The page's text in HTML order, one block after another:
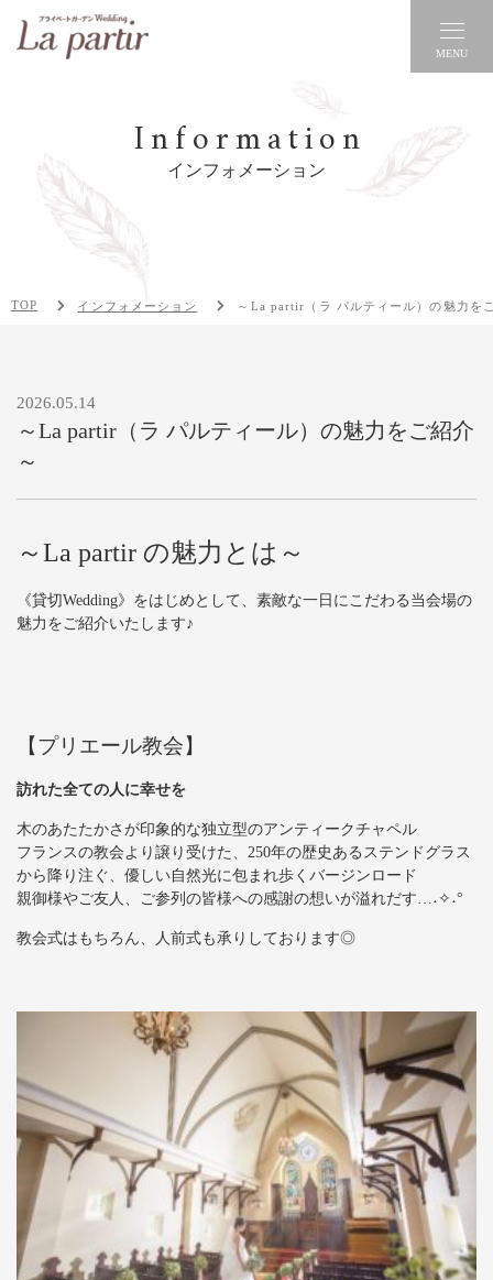
MENU
Information
インフォメーション
TOP インフォメーション ～La partir（ラ パルティール）の魅力を
2026.05.14
～La partir（ラ パルティール）の魅力をご紹介
～
～La partir の魅力とは～
《貸切Wedding》をはじめとして、素敵な一日にこだわる当会場の
魅力をご紹介いたします♪
【プリエール教会】
訪れた全ての人に幸せを
木のあたたかさが印象的な独立型のアンティークチャペル
フランスの教会より譲り受けた、250年の歴史あるステンドグラス
から降り注ぐ、優しい自然光に包まれ歩くバージンロード
親御様やご友人、ご参列の皆様への感謝の想いが溢れだす…˖✧˖°
教会式はもちろん、人前式も承りしております◎